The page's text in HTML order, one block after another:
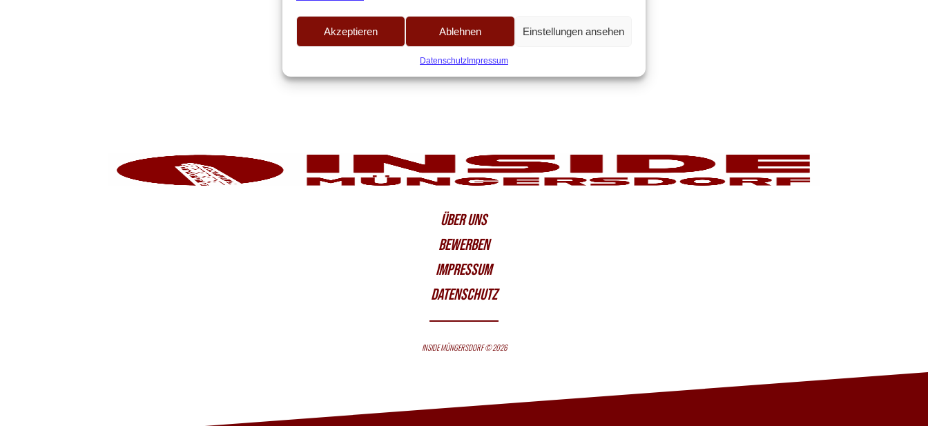
Akzeptieren Ablehnen Einstellungen ansehen
DatenschutzImpressum
ÜBER UNS
BEWERBEN
IMPRESSUM
DATENSCHUTZ
INSIDE MÜNGERSDORF © 2026